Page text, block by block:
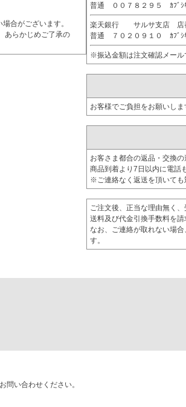
合がございます。
あらかじめご了承の
普通 ００７８２９５ ｶﾌﾞｼｷ
楽天銀行 サルサ支店 店
普通 ７０２０９１０ ｶﾌﾞｼｷ
※振込金額は注文確認メール
お客様でご負担をお願いしま
お客さま都合の返品・交換
商品到着より7日以内に電話
※ご連絡なく返送を頂いても
ご注文後、正当な理由無く
送料及び代金引換手数料を請
なお、ご連絡が取れない場
す。
問い合わせください。